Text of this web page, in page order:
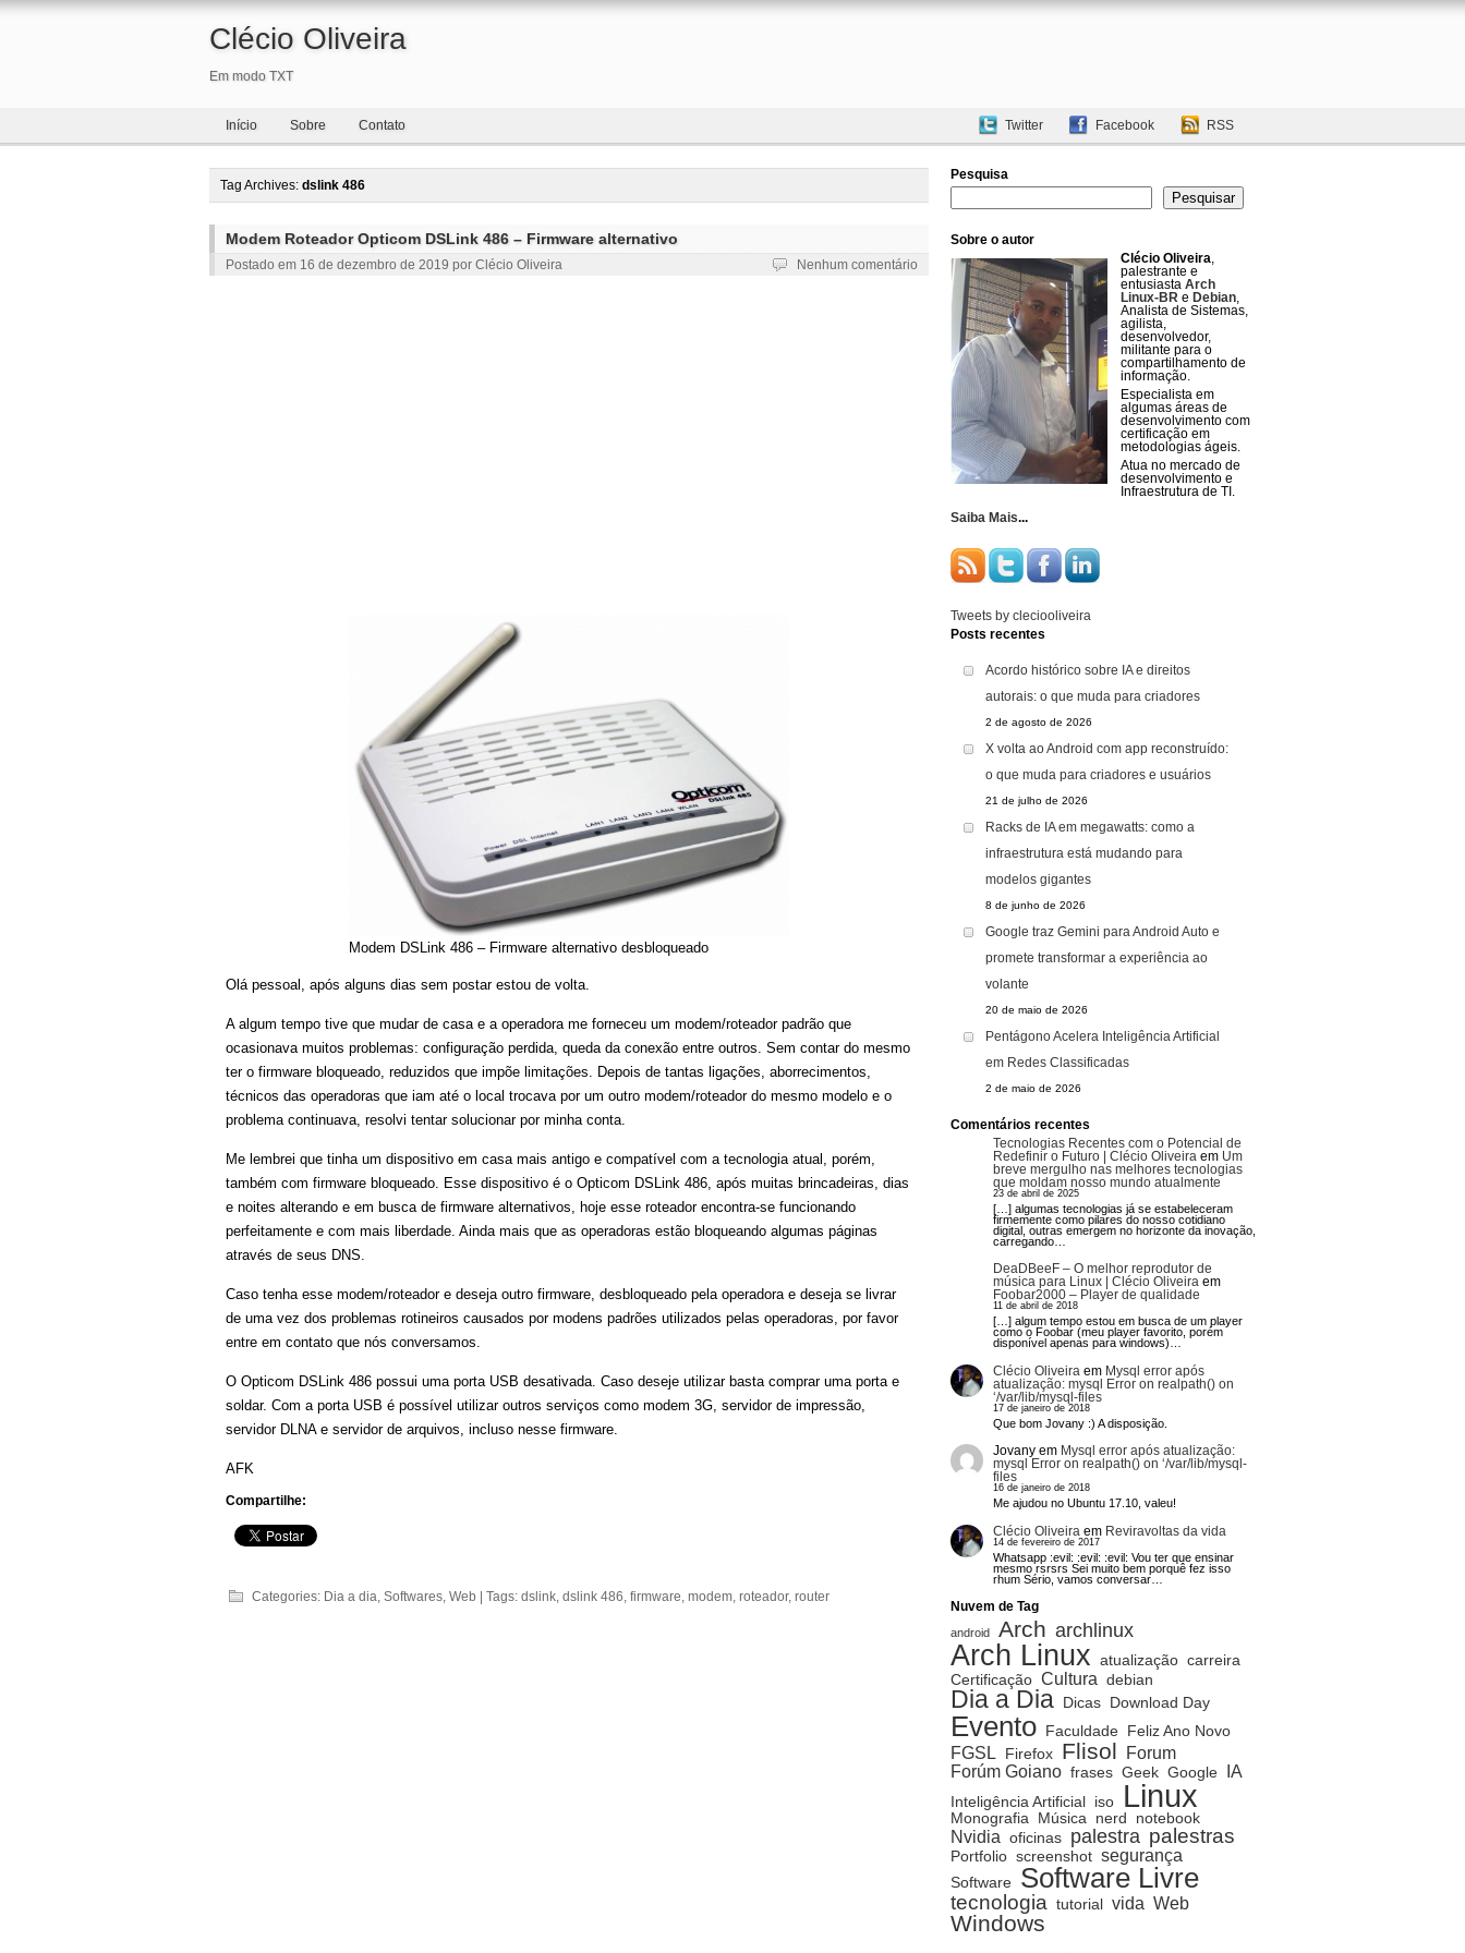
Clécio Oliveira
Em modo TXT
Início Sobre Contato Twitter Facebook RSS
Tag Archives: dslink 486
Modem Roteador Opticom DSLink 486 – Firmware alternativo
Postado em 16 de dezembro de 2019 por Clécio Oliveira Nenhum comentário
Modem DSLink 486 – Firmware alternativo desbloqueado
Olá pessoal, após alguns dias sem postar estou de volta.
A algum tempo tive que mudar de casa e a operadora me forneceu um modem/roteador padrão que
ocasionava muitos problemas: configuração perdida, queda da conexão entre outros. Sem contar do mesmo
ter o firmware bloqueado, reduzidos que impõe limitações. Depois de tantas ligações, aborrecimentos,
técnicos das operadoras que iam até o local trocava por um outro modem/roteador do mesmo modelo e o
problema continuava, resolvi tentar solucionar por minha conta.
Me lembrei que tinha um dispositivo em casa mais antigo e compatível com a tecnologia atual, porém,
também com firmware bloqueado. Esse dispositivo é o Opticom DSLink 486, após muitas brincadeiras, dias
e noites alterando e em busca de firmware alternativos, hoje esse roteador encontra-se funcionando
perfeitamente e com mais liberdade. Ainda mais que as operadoras estão bloqueando algumas páginas
através de seus DNS.
Caso tenha esse modem/roteador e deseja outro firmware, desbloqueado pela operadora e deseja se livrar
de uma vez dos problemas rotineiros causados por modens padrões utilizados pelas operadoras, por favor
entre em contato que nós conversamos.
O Opticom DSLink 486 possui uma porta USB desativada. Caso deseje utilizar basta comprar uma porta e
soldar. Com a porta USB é possível utilizar outros serviços como modem 3G, servidor de impressão,
servidor DLNA e servidor de arquivos, incluso nesse firmware.
AFK
Compartilhe:
Categories: Dia a dia, Softwares, Web | Tags: dslink, dslink 486, firmware, modem, roteador, router
Pesquisa
Pesquisar
Pesquisar
Sobre o autor
Clécio Oliveira,
palestrante e
entusiasta Arch
Linux-BR e Debian,
Analista de Sistemas,
agilista,
desenvolvedor,
militante para o
compartilhamento de
informação.
Especialista em
algumas áreas de
desenvolvimento com
certificação em
metodologias ágeis.
Atua no mercado de
desenvolvimento e
Infraestrutura de TI.
Saiba Mais...
Tweets by cleciooliveira
Posts recentes
Acordo histórico sobre IA e direitos
autorais: o que muda para criadores
2 de agosto de 2026
X volta ao Android com app reconstruído:
o que muda para criadores e usuários
21 de julho de 2026
Racks de IA em megawatts: como a
infraestrutura está mudando para
modelos gigantes
8 de junho de 2026
Google traz Gemini para Android Auto e
promete transformar a experiência ao
volante
20 de maio de 2026
Pentágono Acelera Inteligência Artificial
em Redes Classificadas
2 de maio de 2026
Comentários recentes
Tecnologias Recentes com o Potencial de
Redefinir o Futuro | Clécio Oliveira em Um
breve mergulho nas melhores tecnologias
que moldam nosso mundo atualmente
23 de abril de 2025
[…] algumas tecnologias já se estabeleceram
firmemente como pilares do nosso cotidiano
digital, outras emergem no horizonte da inovação,
carregando…
DeaDBeeF – O melhor reprodutor de
música para Linux | Clécio Oliveira em
Foobar2000 – Player de qualidade
11 de abril de 2018
[…] algum tempo estou em busca de um player
como o Foobar (meu player favorito, porém
disponível apenas para windows)…
Clécio Oliveira em Mysql error após
atualização: mysql Error on realpath() on
‘/var/lib/mysql-files
17 de janeiro de 2018
Que bom Jovany :) A disposição.
Jovany em Mysql error após atualização:
mysql Error on realpath() on ‘/var/lib/mysql-
files
16 de janeiro de 2018
Me ajudou no Ubuntu 17.10, valeu!
Clécio Oliveira em Reviravoltas da vida
14 de fevereiro de 2017
Whatsapp :evil: :evil: :evil: Vou ter que ensinar
mesmo rsrsrs Sei muito bem porquê fez isso
rhum Sério, vamos conversar…
Nuvem de Tag
android Arch archlinux
Arch Linux atualização carreira
Certificação Cultura debian
Dia a Dia Dicas Download Day
Evento Faculdade Feliz Ano Novo
FGSL Firefox Flisol Forum
Forúm Goiano frases Geek Google IA
Inteligência Artificial iso Linux
Monografia Música nerd notebook
Nvidia oficinas palestra palestras
Portfolio screenshot segurança
Software Software Livre
tecnologia tutorial vida Web
Windows